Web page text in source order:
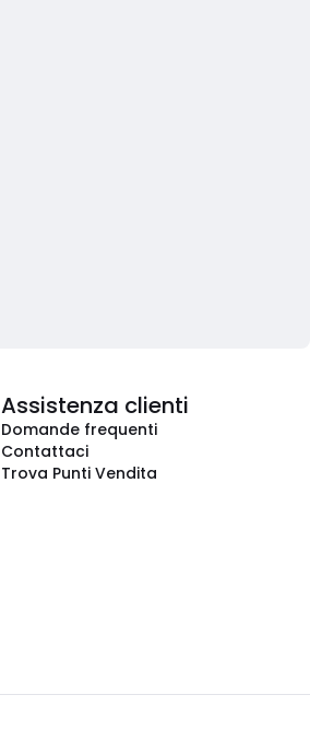
Assistenza clienti
Domande frequenti
Contattaci
Trova Punti Vendita